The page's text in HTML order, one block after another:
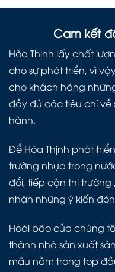
Cam kết
Hòa Thịnh lấy chất
cho sự phát triển, vì
cho khách hàng
đầy đủ các tiêu chí về
hành.
Để Hòa Thịnh phát
trường nhựa trong
đổi, tiếp cận thị trường
nhận những ý kiến
Hoài bão của chúng
thành nhà sản xuất
mẫu nằm trong top